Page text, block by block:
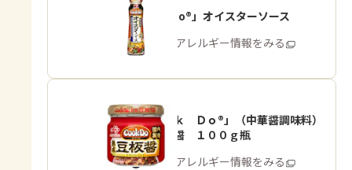
「Cook Do®」オイスターソース
商品・アレルギー情報をみる
「Ｃｏｏｋ Ｄｏ®」（中華醤調味料）
熟成豆板醤 １００ｇ瓶
商品・アレルギー情報をみる